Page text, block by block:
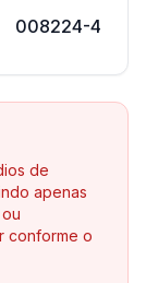
008224-4
de
apenas
conforme o